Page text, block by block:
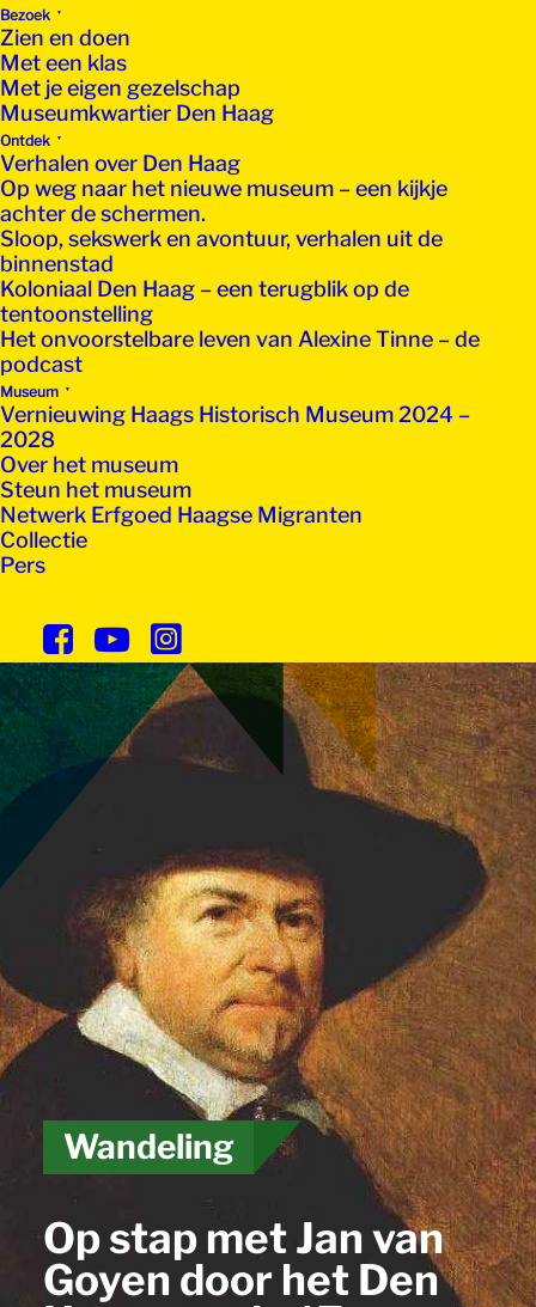
Bezoek
Zien en doen
Met een klas
Met je eigen gezelschap
Museumkwartier Den Haag
Ontdek
Verhalen over Den Haag
Op weg naar het nieuwe museum – een kijkje
achter de schermen.
Sloop, sekswerk en avontuur, verhalen uit de
binnenstad
Koloniaal Den Haag – een terugblik op de
tentoonstelling
Het onvoorstelbare leven van Alexine Tinne – de
podcast
Museum
Vernieuwing Haags Historisch Museum 2024 –
2028
Over het museum
Steun het museum
Netwerk Erfgoed Haagse Migranten
Collectie
Pers
Wandeling
Op stap met Jan van
Goyen door het Den